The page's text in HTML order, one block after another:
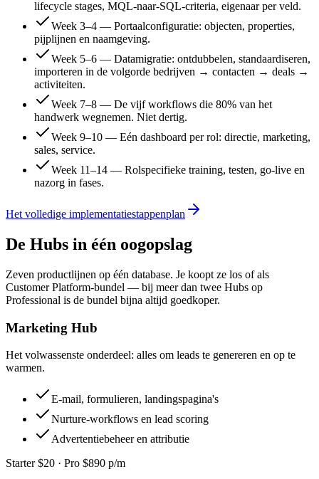
lifecycle stages, MQL-naar-SQL-criteria, eigenaar per veld.
Week 3–4 — Portaalconfiguratie: objecten, properties,
pijplijnen en naamgeving.
Week 5–6 — Datamigratie: ontdubbelen, standaardiseren,
importeren in de volgorde bedrijven → contacten → deals →
activiteiten.
Week 7–8 — De vijf workflows die 80% van het
handwerk wegnemen. Niet dertig.
Week 9–10 — Eén dashboard per rol: directie, marketing,
sales, service.
Week 11–14 — Rolspecifieke training, testen, go-live en
nazorg in fases.
Het volledige implementatiestappenplan
De Hubs in één oogopslag
Zeven productlijnen op één database. Je koopt ze los of als
Customer Platform-bundel — bij meer dan twee Hubs op
Professional is de bundel bijna altijd goedkoper.
Marketing Hub
Het volwassenste onderdeel: alles om leads te genereren en op te
warmen.
E-mail, formulieren, landingspagina's
Nurture-workflows en lead scoring
Advertentiebeheer en attributie
Starter $20 · Pro $890 p/m